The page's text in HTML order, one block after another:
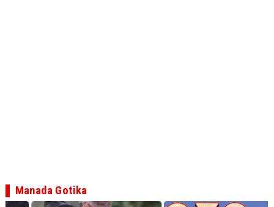
Manada Gotika